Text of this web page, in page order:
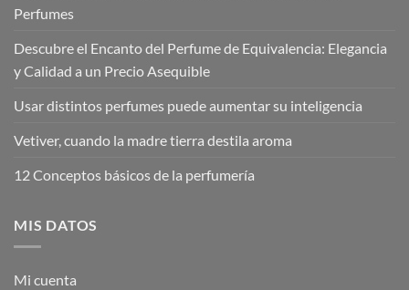
Perfumes
Descubre el Encanto del Perfume de Equivalencia: Elegancia
y Calidad a un Precio Asequible
Usar distintos perfumes puede aumentar su inteligencia
Vetiver, cuando la madre tierra destila aroma
12 Conceptos básicos de la perfumería
MIS DATOS
Mi cuenta